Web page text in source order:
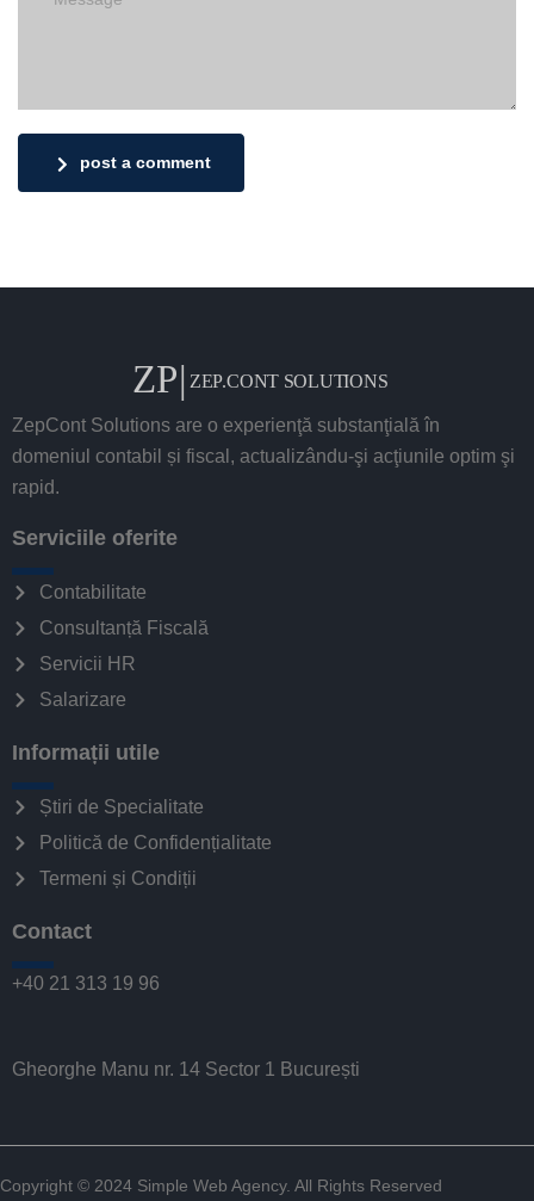
post a comment
ZepCont Solutions are o experienţă substanţială în
domeniul contabil și fiscal, actualizându-şi acţiunile optim şi
rapid.
Serviciile oferite
Contabilitate
Consultanță Fiscală
Servicii HR
Salarizare
Informații utile
Știri de Specialitate
Politică de Confidențialitate
Termeni și Condiții
Contact
+40 21 313 19 96
Gheorghe Manu nr. 14 Sector 1 București
Copyright © 2024 Simple Web Agency. All Rights Reserved